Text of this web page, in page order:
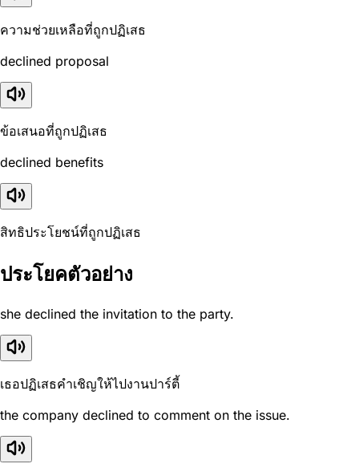
ความช่วยเหลือที่ถูกปฏิเสธ
declined proposal
ข้อเสนอที่ถูกปฏิเสธ
declined benefits
สิทธิประโยชน์ที่ถูกปฏิเสธ
ประโยคตัวอย่าง
she declined the invitation to the party.
เธอปฏิเสธคำเชิญให้ไปงานปาร์ตี้
the company declined to comment on the issue.